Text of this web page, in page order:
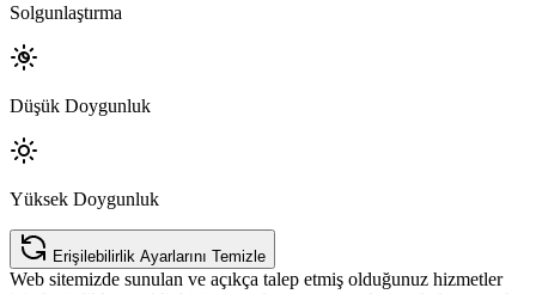
Solgunlaştırma
Düşük Doygunluk
Yüksek Doygunluk
Erişilebilirlik Ayarlarını Temizle
Web sitemizde sunulan ve açıkça talep etmiş olduğunuz hizmetler